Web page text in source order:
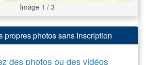
Image 1 / 3
propres photos sans inscription
des photos ou des vidéos